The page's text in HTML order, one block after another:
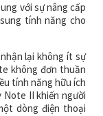
với sự nâng cấp
tính năng cho
lại không ít sự
không đơn thuần
tính năng hữu ích
Note II khiến người
dòng điện thoại